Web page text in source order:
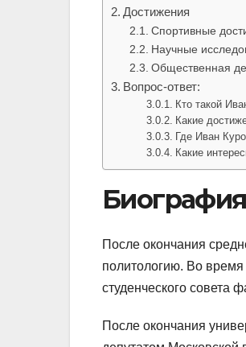
Достижения
Спортивные
Научные
Общественная
Вопрос-ответ:
Кто такой
Какие
Где Иван
Какие
Биография
После окончания
политологию. Во время
студенческого совета
После окончания